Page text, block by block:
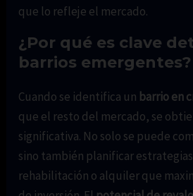
que lo refleje el mercado.
¿Por qué es clave
barrios emergentes?
Cuando se identifica un barrio en
que el resto del mercado, se
significativa. No solo se puede
sino también planificar
rehabilitación o alquiler que